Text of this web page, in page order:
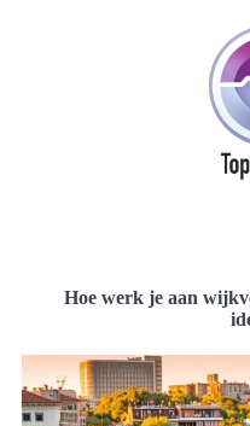
Hoe werk je aan